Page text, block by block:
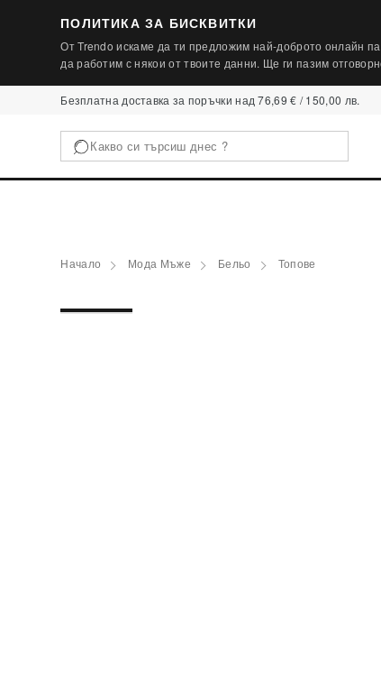
ПОЛИТИКА ЗА БИСКВИТКИ
От Trendo искаме да ти предложим най-доброто онлайн
да работим с някои от твоите данни. Ще ги пазим
Безплатна доставка за поръчки над 76,69 € / 150,00 лв.
Начало Мода Мъже Бельо Топове